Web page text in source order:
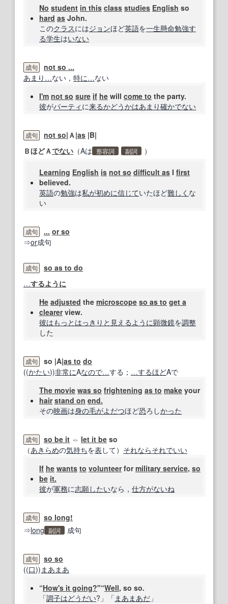
No student in this class studies English so
hard as John.
このクラスにはジョンほど英語を一生懸命勉強す
る学生はいない
成句
not so ...
あまり …ない， 特に…ない
I'm not so sure if he will come to the party.
彼がパーティ に来るかどうかはあまり確かでない
成句 not so|Ａ|as |B|
ＢほどＡでない （Aは 形容詞 副詞 ）
Learning English is not so difficult as I first
believed.
英語の勉強は私が初めに信じていたほど難しく な
い
成句 ... or so
⇒or成句
成句
so as to do
…するように
He adjusted the microscope so as to get a
clearerview.
彼はもっと はっきりと 見える ように顕微鏡を調整
した
成句 so |A|as to do
((かたい))非常にAなので…する； …するほどAで
The movie was so frightening as to make your
hair stand on end.
その映画は身の毛がよだつほど恐ろしかった
成句 so be it ⇔ let it be so
（あきらめの気持ちを表 して） それならそれでいい
If he wants to volunteerformilitary service, so
be it.
彼が軍務に志願したいなら， 仕方がないね
成句
so long!
⇒long 副詞 成句
成句
so so
((口)) まあまあ
“How's it going?"“Well, so so.
「調子はどうだい?」「 まあまあだ 」